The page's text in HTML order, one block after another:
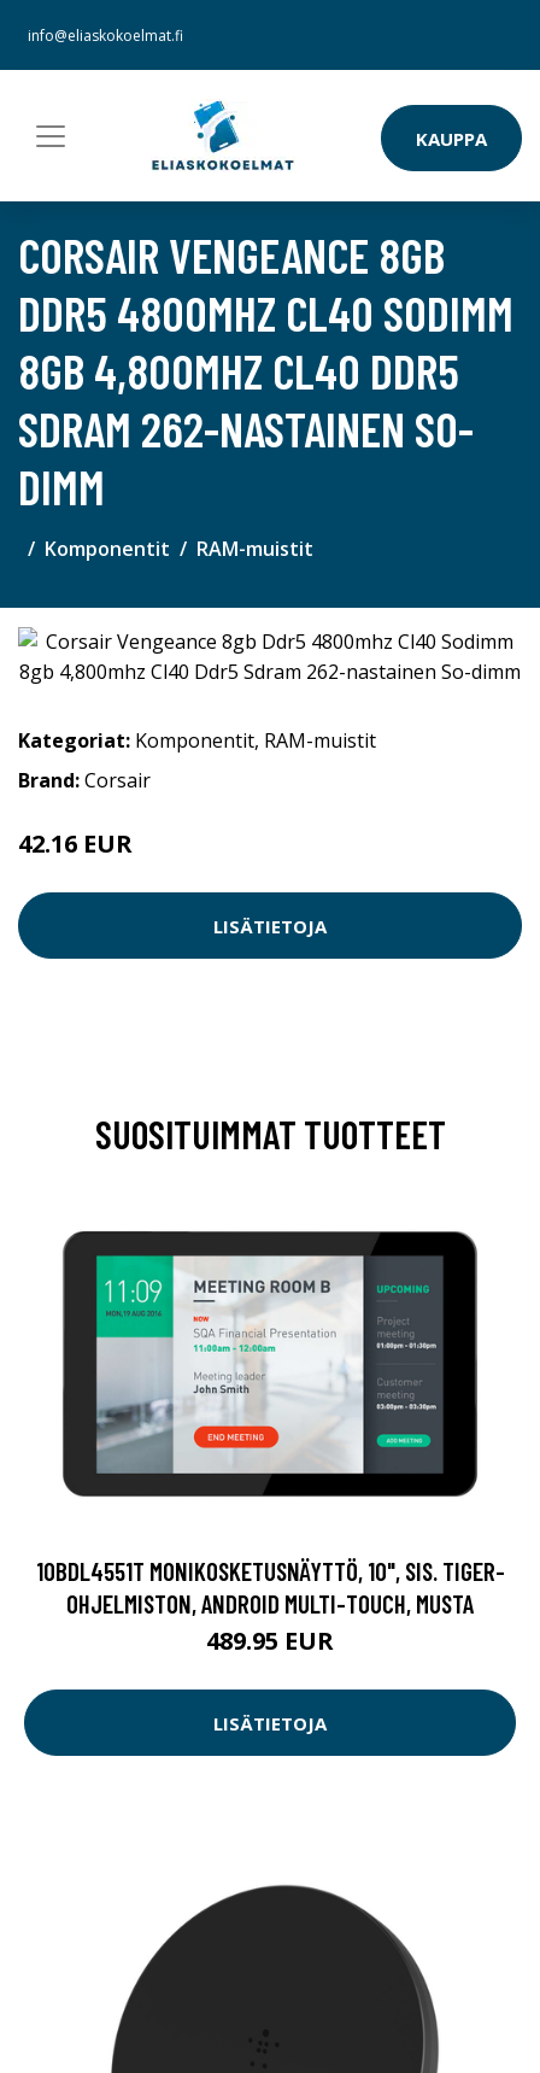
info@eliaskokoelmat.fi
KAUPPA
CORSAIR VENGEANCE 8GB
DDR5 4800MHZ CL40 SODIMM
8GB 4,800MHZ CL40 DDR5
SDRAM 262-NASTAINEN SO-
DIMM
Komponentit RAM-muistit
Kategoriat: Komponentit, RAM-muistit
Brand:Corsair
42.16 EUR
LISÄTIETOJA
SUOSITUIMMAT TUOTTEET
10BDL4551T MONIKOSKETUSNÄYTTÖ, 10", SIS. TIGER-
OHJELMISTON, ANDROID MULTI-TOUCH, MUSTA
489.95 EUR
LISÄTIETOJA